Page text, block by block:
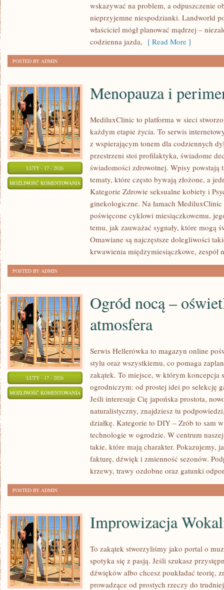
DESIGNwskazywać na problem, a odpuszczenie
nieprzyjemne niespodzianki. Landworld
właściciel mógł planować mądrzej –
codzienna jazda, [ Read More ]
POSTED BY ADMIN
LUTY - 17 - 2026
MOŻLIWOŚĆ KOMENTOWANIA MENOPAUZA
PERIMENOPAUZA
Menopauza i
MediluxClinic to platforma w sieci
każdym etapie życia. To serwis
z wspierającym tonem dla codziennych
przestrzeni stoi profilaktyka, świadome
świadomości zdrowotnej. Wpisy powstają
tematy, które często bywają złożone, a
Kategorie Zdrowie seksualne kobiety i
ginekologiczne. Na łamach
poświęcone cyklowi miesiączkowemu,
temu, jak zauważać sygnały, które mogą
Omawiane są najczęstsze dolegliwości
krwawienia międzymiesiączkowe, zespół
POSTED BY ADMIN
LUTY - 17 - 2026
MOŻLIWOŚĆ KOMENTOWANIA OGRÓD
OŚWIETLENIE
ATMOSFERA
Ogród nocą –
atmosfera
Serwis Hellerówka to magazyn online
stylu oraz wszystkiemu, co pomaga
zakątek. To miejsce, w którym koncepcja
ogrodniczym: od prostej idei po selekcję
Jeśli interesuje Cię japońska prostota,
naturalistyczny, znajdziesz tu
działkę. Kategorie to DIY – Zrób to sam
technologie w ogrodzie. W centrum
takie, które mają charakter. Pokazujemy,
fakturę, dźwięk i zmienność sezonów.
krzewy, trawy ozdobne oraz gatunki
POSTED BY ADMIN
Improwizacja
To zakątek stworzyliśmy jako portal o
spotyka się z pasją. Jeśli szukasz
dźwięków albo chcesz poukładać teorię,
prowadzące od prostych rzeczy do